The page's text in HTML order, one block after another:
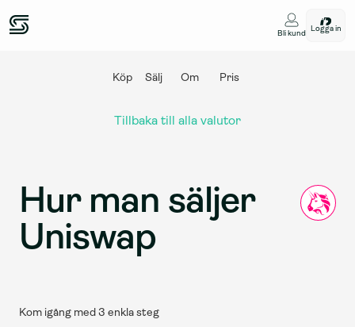
Bli kund
Logga in
Köp Sälj Om Pris
Tillbaka till alla valutor
Hur man säljer
Uniswap
Kom igång med 3 enkla steg